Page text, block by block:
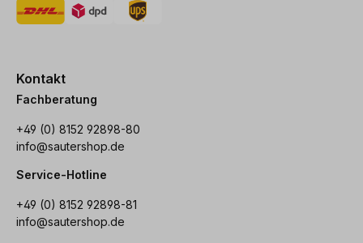
Kontakt
Fachberatung
+49 (0) 8152 92898-80
info@sautershop.de
Service-Hotline
+49 (0) 8152 92898-81
info@sautershop.de